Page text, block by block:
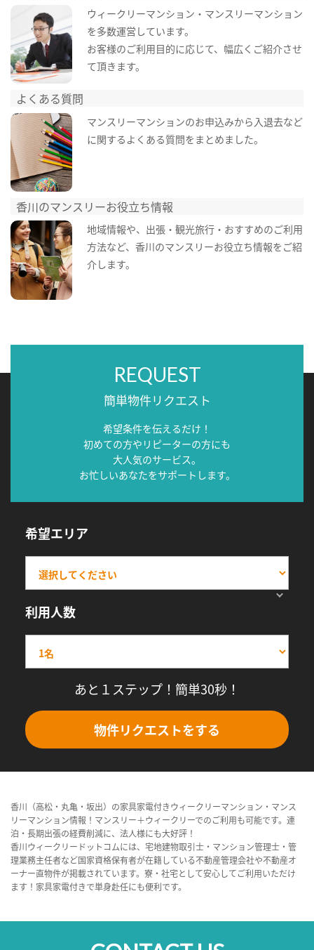
ウィークリーマンション・マンスリーマンション
を多数運営しています。
お客様のご利用目的に応じて、幅広くご紹介させ
て頂きます。
よくある質問
マンスリーマンションのお申込みから入退去など
に関するよくある質問をまとめました。
香川のマンスリーお役立ち情報
地域情報や、出張・観光旅行・おすすめのご利用
方法など、香川のマンスリーお役立ち情報をご紹
介します。
REQUEST
簡単物件リクエスト
希望条件を伝えるだけ！
初めての方やリピーターの方にも
大人気のサービス。
お忙しいあなたをサポートします。
希望エリア
利用人数
あと１ステップ！簡単30秒！
物件リクエストをする
香川（高松・丸亀・坂出）の家具家電付きウィークリーマンション・マンス
リーマンション情報！マンスリー＋ウィークリーでのご利用も可能です。連
泊・長期出張の経費削減に、法人様にも大好評！
香川ウィークリードットコムには、宅地建物取引士・マンション管理士・管
理業務主任者など国家資格保有者が在籍している不動産管理会社や不動産オ
ーナー直物件が掲載されています。寮・社宅として安心してご利用いただけ
ます！家具家電付きで単身赴任にも便利です。